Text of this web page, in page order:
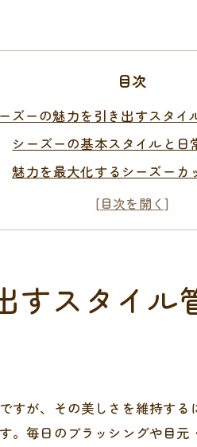
目次
ズーの魅力を引き出すスタイ
シーズーの基本スタイルと日
魅力を最大化するシーズーカ
毛の伸びやすさと清潔感維持
シーズーのスタイル管理で臭
や足のカットでかわいさアップ
シーズーの顔カットで印象ア
顔周りの毛と足先のケアで臭
すスタイル
すが、その美しさを維持す
。毎日のブラッシングや目